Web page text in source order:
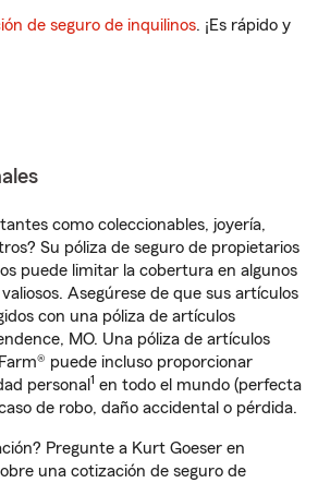
de seguro de inquilinos. ¡Es rápido y
como coleccionables, joyería,
Su póliza de seguro de propietarios
puede limitar la cobertura en algunos
Asegúrese de que sus artículos
con una póliza de artículos
MO. Una póliza de artículos
puede incluso proporcionar
personal 1 en todo el mundo (perfecta
de robo, daño accidental o pérdida.
Pregunte a Kurt Goeser en
una cotización de seguro de